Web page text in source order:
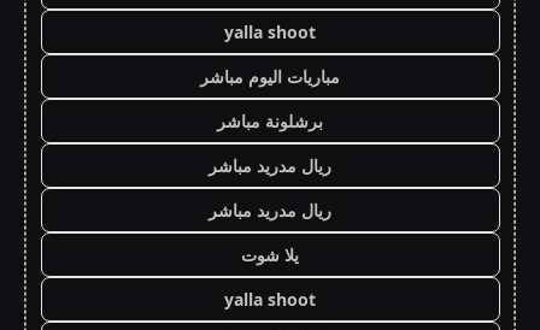
yalla shoot
مباريات اليوم مباشر
برشلونة مباشر
ريال مدريد مباشر
ريال مدريد مباشر
يلا شوت
yalla shoot